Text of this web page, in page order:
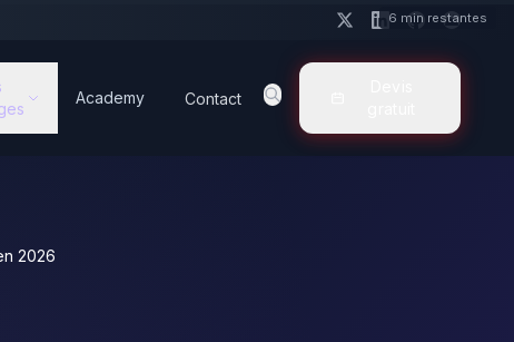
Academy Contact
2026
6 min restantes